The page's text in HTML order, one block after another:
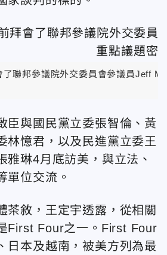
了聯邦參議院外交委員會參議員Jeff
臣與國民黨立委張智倫、黃
林憶君，以及民進黨立委王
雅琳4月底訪美，與立法、
單位交流。
茶敘，王定宇透露，從相關
First Four之一。First Four
日本及越南，被美方列為最